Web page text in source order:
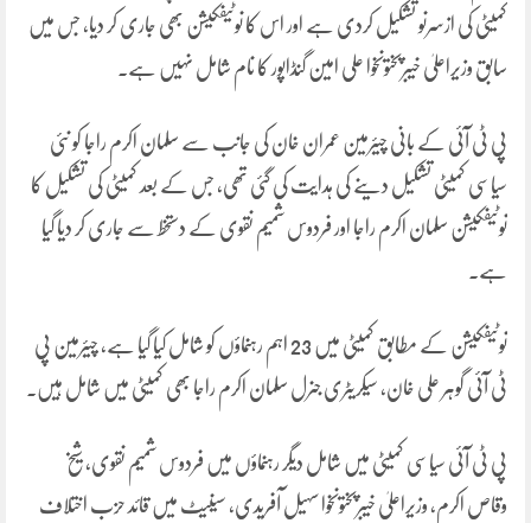
کمیٹی کی ازسرنو تشکیل کردی ہے اور اس کا نوٹیفکیشن بھی جاری کر دیا، جس میں
سابق وزیراعلیٰ خیبرپختونخوا علی امین گنڈاپور کا نام شامل نہیں ہے۔
پی ٹی آئی کے بانی چیئرمین عمران خان کی جانب سے سلمان اکرم راجا کو نئی
سیاسی کمیٹی تشکیل دینے کی ہدایت کی گئی تھی، جس کے بعد کمیٹی کی تشکیل کا
نوٹیفکیشن سلمان اکرم راجا اور فردوس شمیم نقوی کے دستخط سے جاری کر دیا گیا
ہے۔
نوٹیفکیشن کے مطابق کمیٹی میں 23 اہم رہنماؤں کو شامل کیا گیا ہے، چیئرمین پی
ٹی آئی گوہر علی خان، سیکریٹری جنرل سلمان اکرم راجا بھی کمیٹی میں شامل ہیں۔
پی ٹی آئی سیاسی کمیٹی میں شامل دیگر رہنماؤں میں فردوس شمیم نقوی، شیخ
وقاص اکرم، وزیراعلیٰ خیبرپختونخوا سہیل آفریدی، سینیٹ میں قائد حزب اختلاف